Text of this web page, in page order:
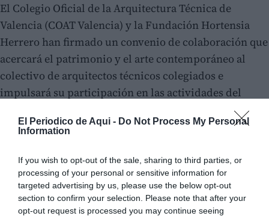
El Periodico de Aqui - Do Not Process My Personal
Information
If you wish to opt-out of the sale, sharing to third parties, or
processing of your personal or sensitive information for
targeted advertising by us, please use the below opt-out
section to confirm your selection. Please note that after your
opt-out request is processed you may continue seeing
El Colegio Oficial de la Arquitectura Técnica de
Valencia (COAT Valencia) y la Fundación Hortensia
Herrero han firmado un convenio de colaboración que
acercará el patrimonio y el arte contemporáneo al
colectivo de arquitectos técnicos colegiados e
impulsará su participación en las actividades del